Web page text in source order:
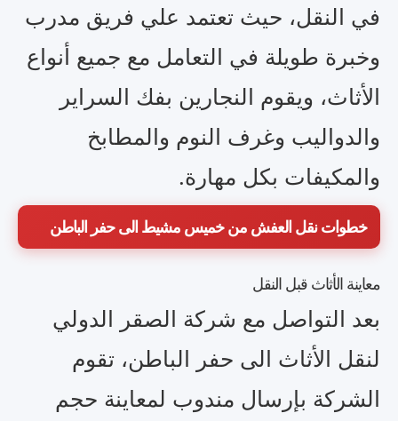
في النقل، حيث تعتمد علي فريق مدرب
وخبرة طويلة في التعامل مع جميع أنواع
الأثاث، ويقوم النجارين بفك السراير
والدواليب وغرف النوم والمطابخ
والمكيفات بكل مهارة.
خطوات نقل العفش من خميس مشيط الى حفر الباطن
معاينة الأثاث قبل النقل
بعد التواصل مع شركة الصقر الدولي
لنقل الأثاث الى حفر الباطن، تقوم
الشركة بإرسال مندوب لمعاينة حجم